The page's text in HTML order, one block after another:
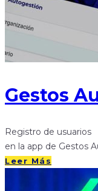
Gestos
Registro de usuarios
en la app de Gestos
Leer Más